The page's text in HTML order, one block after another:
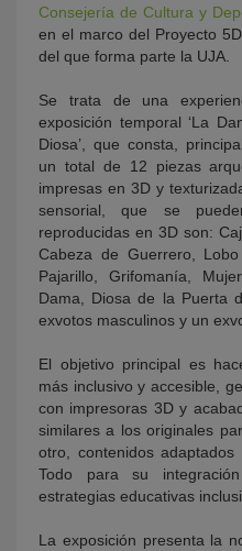
Consejería de Cultura y
en el marco del Proyecto
del que forma parte la UJA.
Se trata de una
exposición temporal ‘La
Diosa’, que consta,
un total de 12 piezas
impresas en 3D y
sensorial, que se
reproducidas en 3D son:
Cabeza de Guerrero,
Pajarillo, Grifomanía,
Dama, Diosa de la Puerta
exvotos masculinos y un
El objetivo principal es
más inclusivo y accesible,
con impresoras 3D y
similares a los originales
otro, contenidos adaptados
Todo para su
estrategias educativas
La exposición presenta la